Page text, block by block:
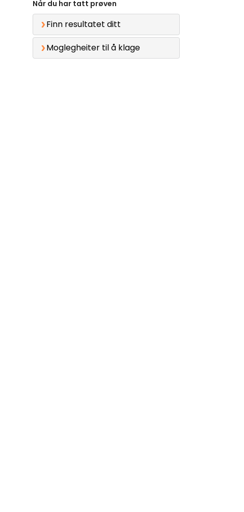
Når du har tatt prøven
Finn resultatet ditt
Moglegheiter til å klage